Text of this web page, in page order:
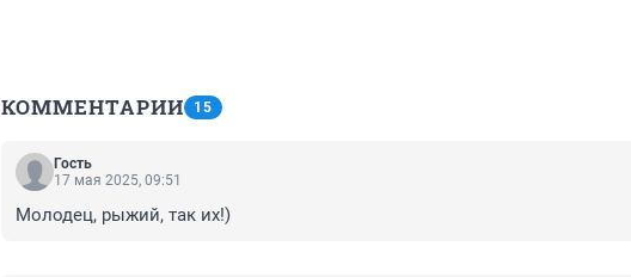
КОММЕНТАРИИ 15
Гость
17 мая 2025, 09:51
Молодец, рыжий, так их!)